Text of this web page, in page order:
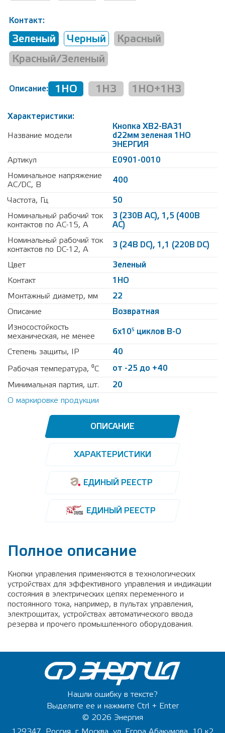
Контакт:
Зеленый Черный
Красный
Красный/Зеленый
Описание: 1НО 1НЗ 1НО+1НЗ
Характеристики:
Название модели
Кнопка XB2-BA31
d22мм зеленая 1НО
ЭНЕРГИЯ
Артикул
Е0901-0010
Номинальное напряжение
AC/DC, В
400
Частота, Гц
50
Номинальный рабочий ток
контактов по AC-15, А
3 (230В AC), 1,5 (400В
AC)
Номинальный рабочий ток
контактов по DC-12, А
3 (24В DC), 1,1 (220В DC)
Цвет
Зеленый
Контакт
1НО
Монтажный диаметр, мм
22
Описание
Возвратная
Износостойкость
механическая, не менее
6х105 циклов В-О
Степень защиты, IP
40
Рабочая температура, ⁰С
от -25 до +40
Минимальная партия, шт.
20
О маркировке продукции
ОПИСАНИЕ
ХАРАКТЕРИСТИКИ
ЕДИНЫЙ РЕЕСТР
ЕДИНЫЙ РЕЕСТР
Полное описание
Кнопки управления применяются в технологических
устройствах для эффективного управления и индикации
состояния в электрических цепях переменного и
постоянного тока, например, в пультах управления,
электрощитах, устройствах автоматического ввода
резерва и прочего промышленного оборудования.
Нашли ошибку в тексте?
Выделите ее и нажмите Ctrl + Enter
© 2026 Энергия